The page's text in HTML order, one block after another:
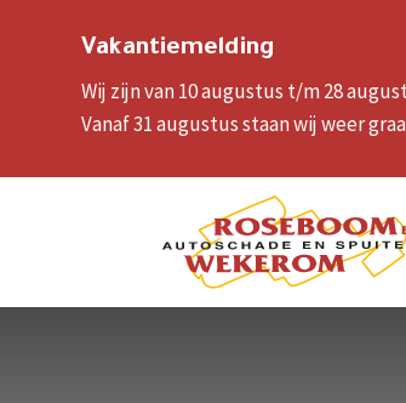
Vakantiemelding
Wij zijn van 10 augustus t/m 28
Vanaf 31 augustus staan wij weer